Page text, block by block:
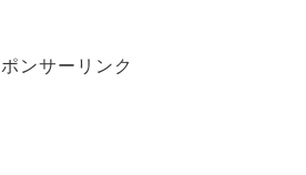
ンサーリンク